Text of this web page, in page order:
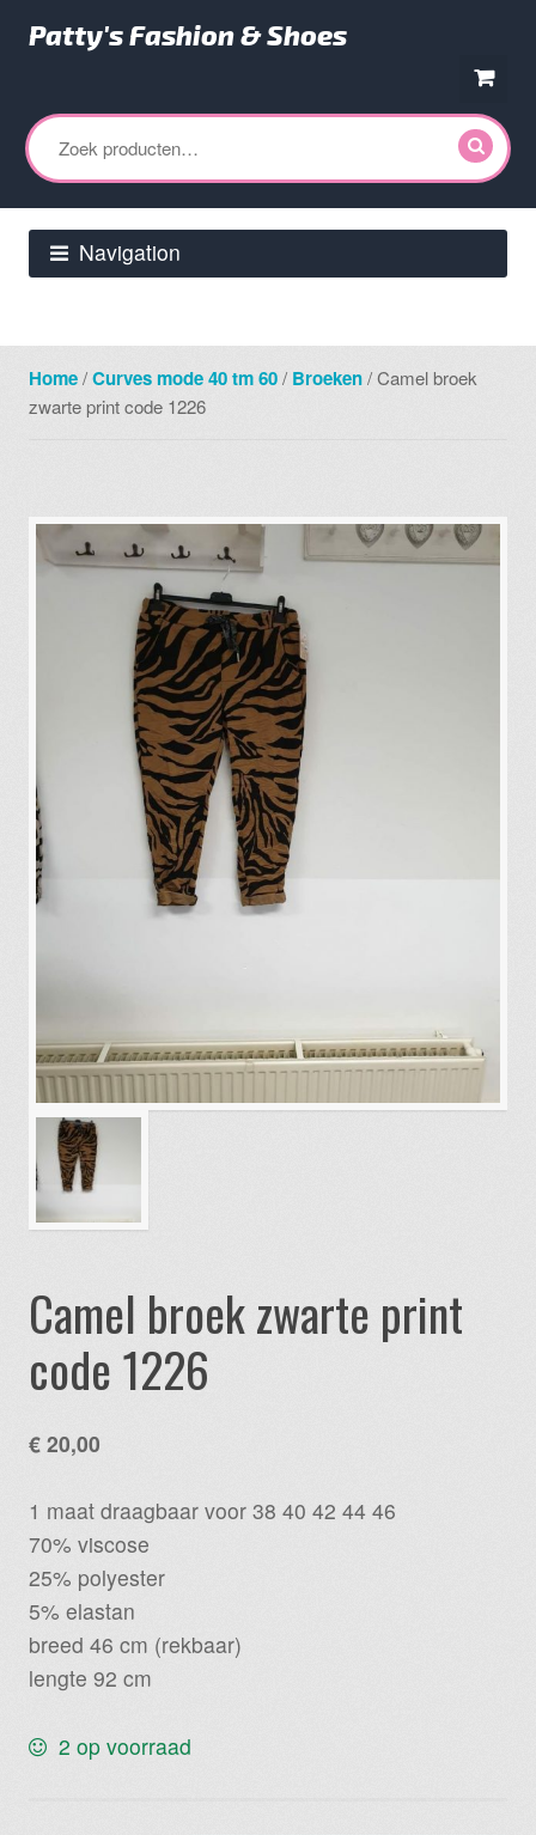
naar
navigatie
naar
de
inhoud
Patty's Fashion & Shoes
Zoeken
naar:
Navigation
Home/Curves mode 40 tm 60/ Broeken/ Camel broek
zwarte print code 1226
Camel broek zwarte print
code 1226
€ 20,00
1 maat draagbaar voor 38 40 42 44 46
70% viscose
25% polyester
5% elastan
breed 46 cm (rekbaar)
lengte 92 cm
2 op voorraad